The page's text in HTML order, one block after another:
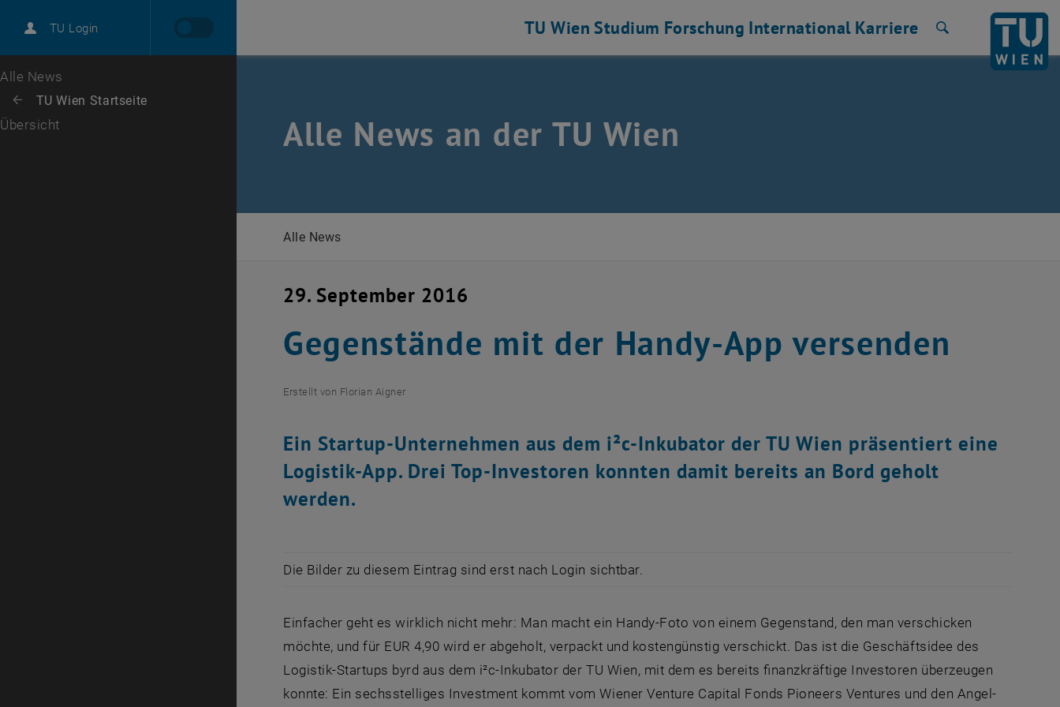
TU Login
Karriere
Zur 1. Menü Ebene
Alle News
Zurück: Subseiten von TU Wien Startseite auflisten
Zurück zur letzten Ebene:
TU Wien Startseite
Übersicht
TU Wien Studium Forschung International Karriere
Alle News an der TU Wien
Alle News
29. September 2016
Gegenstände mit der Handy-App versenden
Erstellt von Florian Aigner
Ein Startup-Unternehmen aus dem i²c-Inkubator der TU Wien präsentiert eine
Logistik-App. Drei Top-Investoren konnten damit bereits an Bord geholt
werden.
Die Bilder zu diesem Eintrag sind erst nach Login sichtbar.
Einfacher geht es wirklich nicht mehr: Man macht ein Handy-Foto von einem Gegenstand, den man verschicken
möchte, und für EUR 4,90 wird er abgeholt, verpackt und kostengünstig verschickt. Das ist die Geschäftsidee des
Logistik-Startups byrd aus dem i²c-Inkubator der TU Wien, mit dem es bereits finanzkräftige Investoren überzeugen
konnte: Ein sechsstelliges Investment kommt vom Wiener Venture Capital Fonds Pioneers Ventures und den Angel-